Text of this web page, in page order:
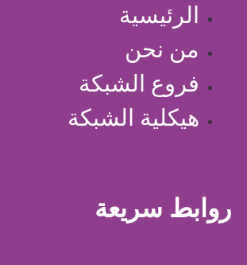
الرئيسية
من نحن
فروع الشبكة
هيكلية الشبكة
روابط سريعة